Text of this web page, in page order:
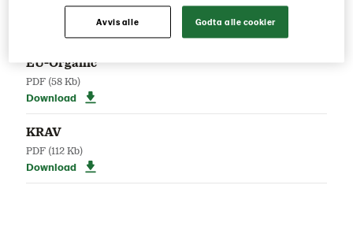
(268 Kb)
EU-Organic
PDF (58 Kb)
Download
KRAV
PDF (112 Kb)
Download
Avvis alle Godta alle cookier